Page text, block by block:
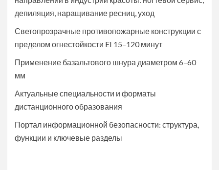
депиляция, наращивание ресниц, уход
Светопрозрачные противопожарные конструкции с
пределом огнестойкости EI 15–120 минут
Применение базальтового шнура диаметром 6–60
мм
Актуальные специальности и форматы
дистанционного образования
Портал информационной безопасности: структура,
функции и ключевые разделы